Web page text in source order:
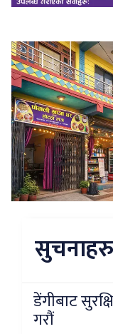
सुचनाहरु
डेंगीबाट
गरौं